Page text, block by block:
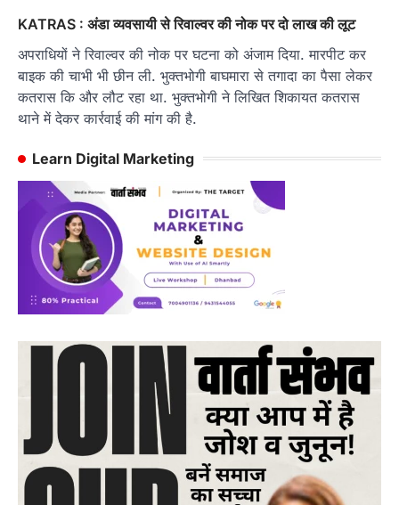
KATRAS : अंडा व्यवसायी से रिवाल्वर की नोक पर दो लाख की लूट
अपराधियों ने रिवाल्वर की नोक पर घटना को अंजाम दिया. मारपीट कर
बाइक की चाभी भी छीन ली. भुक्तभोगी बाघमारा से तगादा का पैसा लेकर
कतरास कि और लौट रहा था. भुक्तभोगी ने लिखित शिकायत कतरास
थाने में देकर कार्रवाई की मांग की है.
Learn Digital Marketing